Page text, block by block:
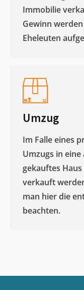
Immobilie
Gewinn
Eheleuten
Umzug
Im Falle eines
Umzugs in
gekauftes
verkauft
man hier die
beachten.